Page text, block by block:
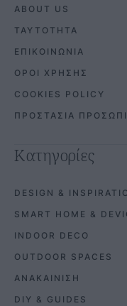
ABOUT US
ΤΑΥΤΟΤΗΤΑ
ΕΠΙΚΟΙΝΩΝΙΑ
ΟΡΟΙ ΧΡΗΣΗΣ
COOKIES POLICY
ΠΡΟΣΤΑΣΙΑ
Κατηγορίες
DESIGN &
SMART HOME &
INDOOR DECO
OUTDOOR SPACES
ΑΝΑΚΑΙΝΙΣΗ
DIY & GUIDES